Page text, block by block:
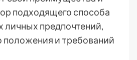
подходящего способа
личных предпочтений,
положения и требований